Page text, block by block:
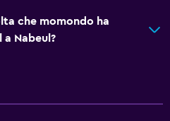
che momondo ha
Nabeul?